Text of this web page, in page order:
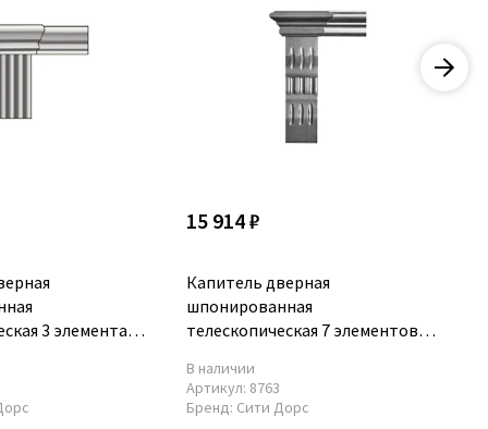
3 элемента
15 914 ₽
Капитель дверная
шпонированная
телескопическая 7 элементов
В наличии
Артикул: 8763
Бренд: Сити Дорс